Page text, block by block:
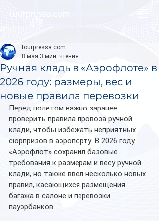
Ручная кладь в «Аэрофлоте» в
2026 году: размеры, вес и
новые правила перевозки
tourpressa.com
8 мая 3 мин. чтения
Перед полетом важно заранее
проверить правила провоза ручной
клади, чтобы избежать неприятных
сюрпризов в аэропорту. В 2026 году
«Аэрофлот» сохранил базовые
требования к размерам и весу ручной
клади, но также ввел несколько новых
правил, касающихся размещения
багажа в салоне и перевозки
пауэрбанков.